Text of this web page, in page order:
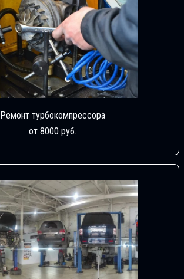
Ремонт турбокомпрессора
от 8000 руб.